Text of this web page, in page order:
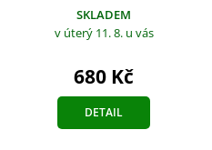
SKLADEM
v úterý 11. 8. u vás
680 Kč
DETAIL